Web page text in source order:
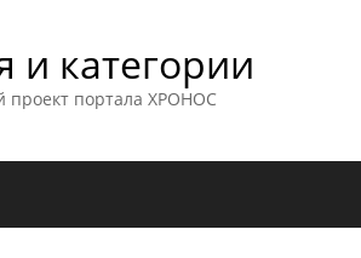
и категории
проект портала ХРОНОС